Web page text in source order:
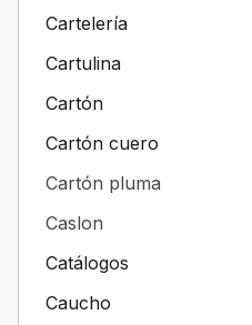
Cartelería
Cartulina
Cartón
Cartón cuero
Cartón pluma
Caslon
Catálogos
Caucho